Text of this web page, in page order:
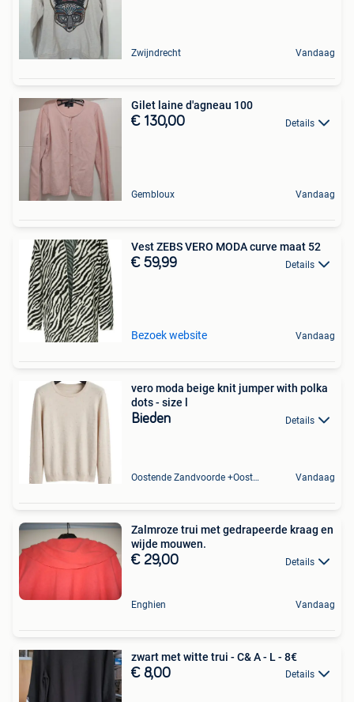
Zwijndrecht Vandaag
Gilet laine d'agneau 100
€ 130,00 Details
Gembloux Vandaag
Vest ZEBS VERO MODA curve maat 52
€ 59,99 Details
Bezoek website Vandaag
vero moda beige knit jumper with polka
dots - size l
Bieden Details
Oostende Zandvoorde +Oostende Vandaag
Zalmroze trui met gedrapeerde kraag en
wijde mouwen.
€ 29,00 Details
Enghien Vandaag
zwart met witte trui - C& A - L - 8€
€ 8,00 Details